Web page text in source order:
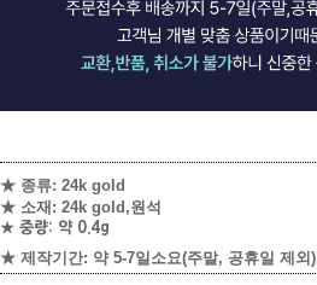
★ 종류: 24k gold
★ 소재: 24k gold,원석
★ 중량: 약 0.4g
★ 제작기간: 약 5-7일소요(주말, 공휴일 제외)